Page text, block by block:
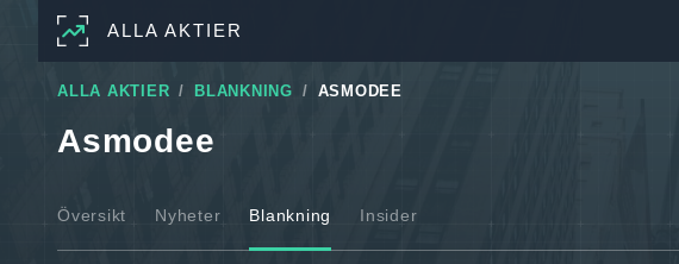
ALLA AKTIER
ALLA AKTIER BLANKNING ASMODEE
Asmodee
Översikt Nyheter Blankning Insider